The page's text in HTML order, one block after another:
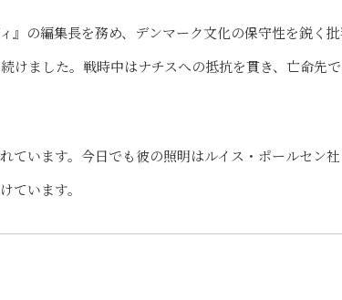
』の編集長を務め、デンマーク文化の保守性を鋭く
けました。戦時中はナチスへの抵抗を貫き、亡命先
ています。今日でも彼の照明はルイス・ポールセン
ています。